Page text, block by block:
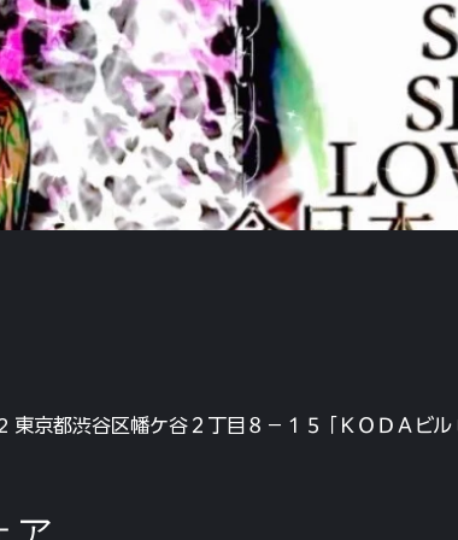
京都渋谷区幡ケ谷２丁目８−１５ ｢ＫＯＤＡビル